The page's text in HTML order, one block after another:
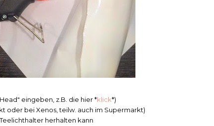
eingeben, z.B. die hier *klick*)
oder bei Xenos, teilw. auch im Supermarkt)
herhalten kann